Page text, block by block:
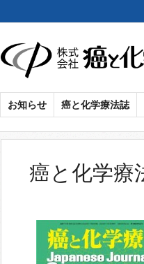
癌
と
お知らせ 癌と化学療法誌
癌と化学療